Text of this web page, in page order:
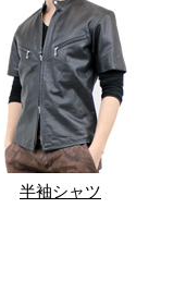
半袖シャツ